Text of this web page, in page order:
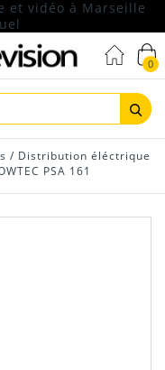
0
/ Distribution éléctrique
PSA 161